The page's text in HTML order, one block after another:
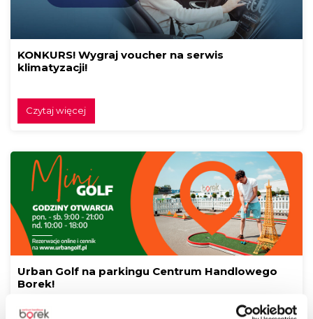
KONKURS! Wygraj voucher na serwis
klimatyzacji!
Czytaj więcej
Urban Golf na parkingu Centrum Handlowego
Borek!